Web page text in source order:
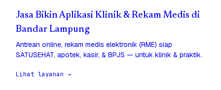
Jasa Bikin Aplikasi Klinik & Rekam Medis di
Bandar Lampung
Antrean online, rekam medis elektronik (RME) siap
SATUSEHAT, apotek, kasir, & BPJS — untuk klinik & praktik.
Lihat layanan →